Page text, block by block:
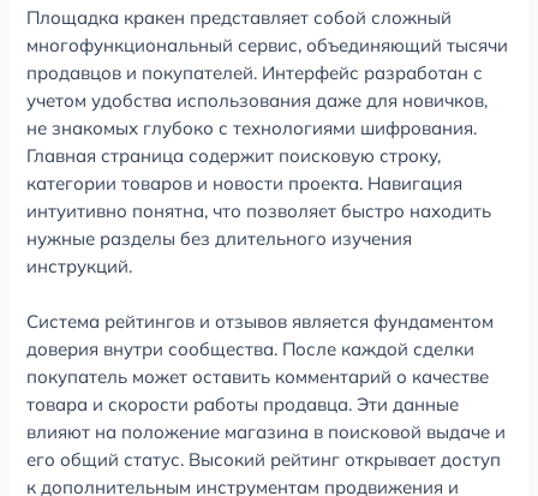
Площадка кракен представляет собой сложный
многофункциональный сервис, объединяющий тысячи
продавцов и покупателей. Интерфейс разработан с
учетом удобства использования даже для новичков,
не знакомых глубоко с технологиями шифрования.
Главная страница содержит поисковую строку,
категории товаров и новости проекта. Навигация
интуитивно понятна, что позволяет быстро находить
нужные разделы без длительного изучения
инструкций.
Система рейтингов и отзывов является фундаментом
доверия внутри сообщества. После каждой сделки
покупатель может оставить комментарий о качестве
товара и скорости работы продавца. Эти данные
влияют на положение магазина в поисковой выдаче и
его общий статус. Высокий рейтинг открывает доступ
к дополнительным инструментам продвижения и